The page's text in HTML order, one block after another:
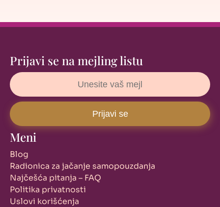
Meni
Blog
Radionica za jačanje samopouzdanja
Najčešća pitanja – FAQ
Politika privatnosti
Uslovi korišćenja
Prijavi se na mejling listu